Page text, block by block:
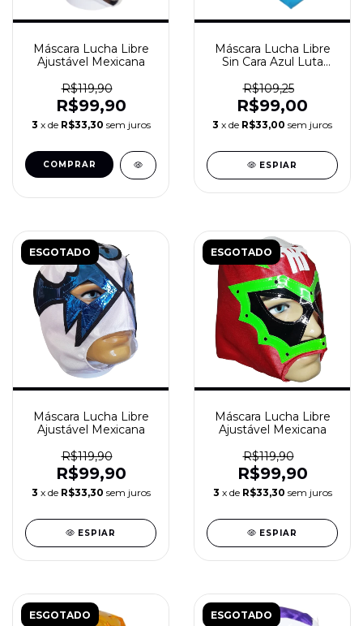
Máscara Lucha Libre
Ajustável Mexicana
R$119,90
R$99,90
3 x de R$33,30 sem juros
Máscara Lucha Libre
Sin Cara Azul Luta
R$109,25
R$99,00
3 x de R$33,00 sem juros
ESPIAR
ESGOTADO
Máscara Lucha Libre
Ajustável Mexicana
R$119,90
R$99,90
3 x de R$33,30 sem juros
ESPIAR
ESGOTADO
Máscara Lucha Libre
Ajustável Mexicana
R$119,90
R$99,90
3 x de R$33,30 sem juros
ESPIAR
ESGOTADO ESGOTADO